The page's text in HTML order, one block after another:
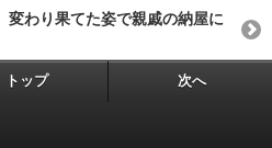
変わり果てた姿で親戚の納屋に
トップ 次へ